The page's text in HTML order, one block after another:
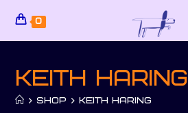
0
Keith Haring
> SHOP > KEITH HARING